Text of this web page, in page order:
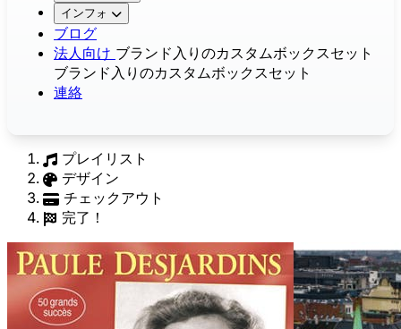
インフォ
ブログ
法人向け ブランド入りのカスタムボックスセット
ブランド入りのカスタムボックスセット
連絡
プレイリスト
デザイン
チェックアウト
完了！